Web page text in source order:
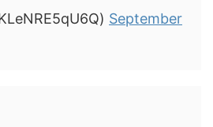
September